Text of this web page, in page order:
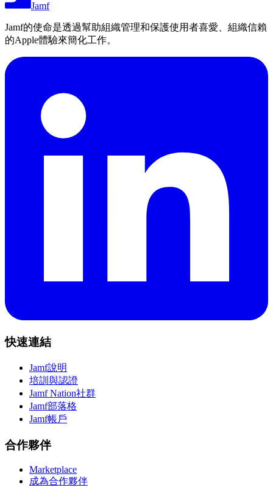
Jamf
Jamf的使命是透過幫助組織管理和保護使用者喜愛、組織信賴
的Apple體驗來簡化工作。
快速連結
Jamf說明
培訓與認證
Jamf Nation社群
Jamf部落格
Jamf帳戶
合作夥伴
Marketplace
成為合作夥伴